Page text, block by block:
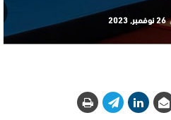
26 نوفمبر, 2023